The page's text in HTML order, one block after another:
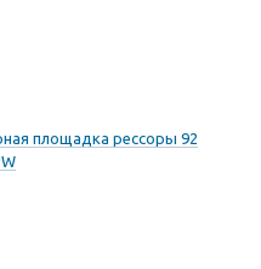
площадка рессоры 92